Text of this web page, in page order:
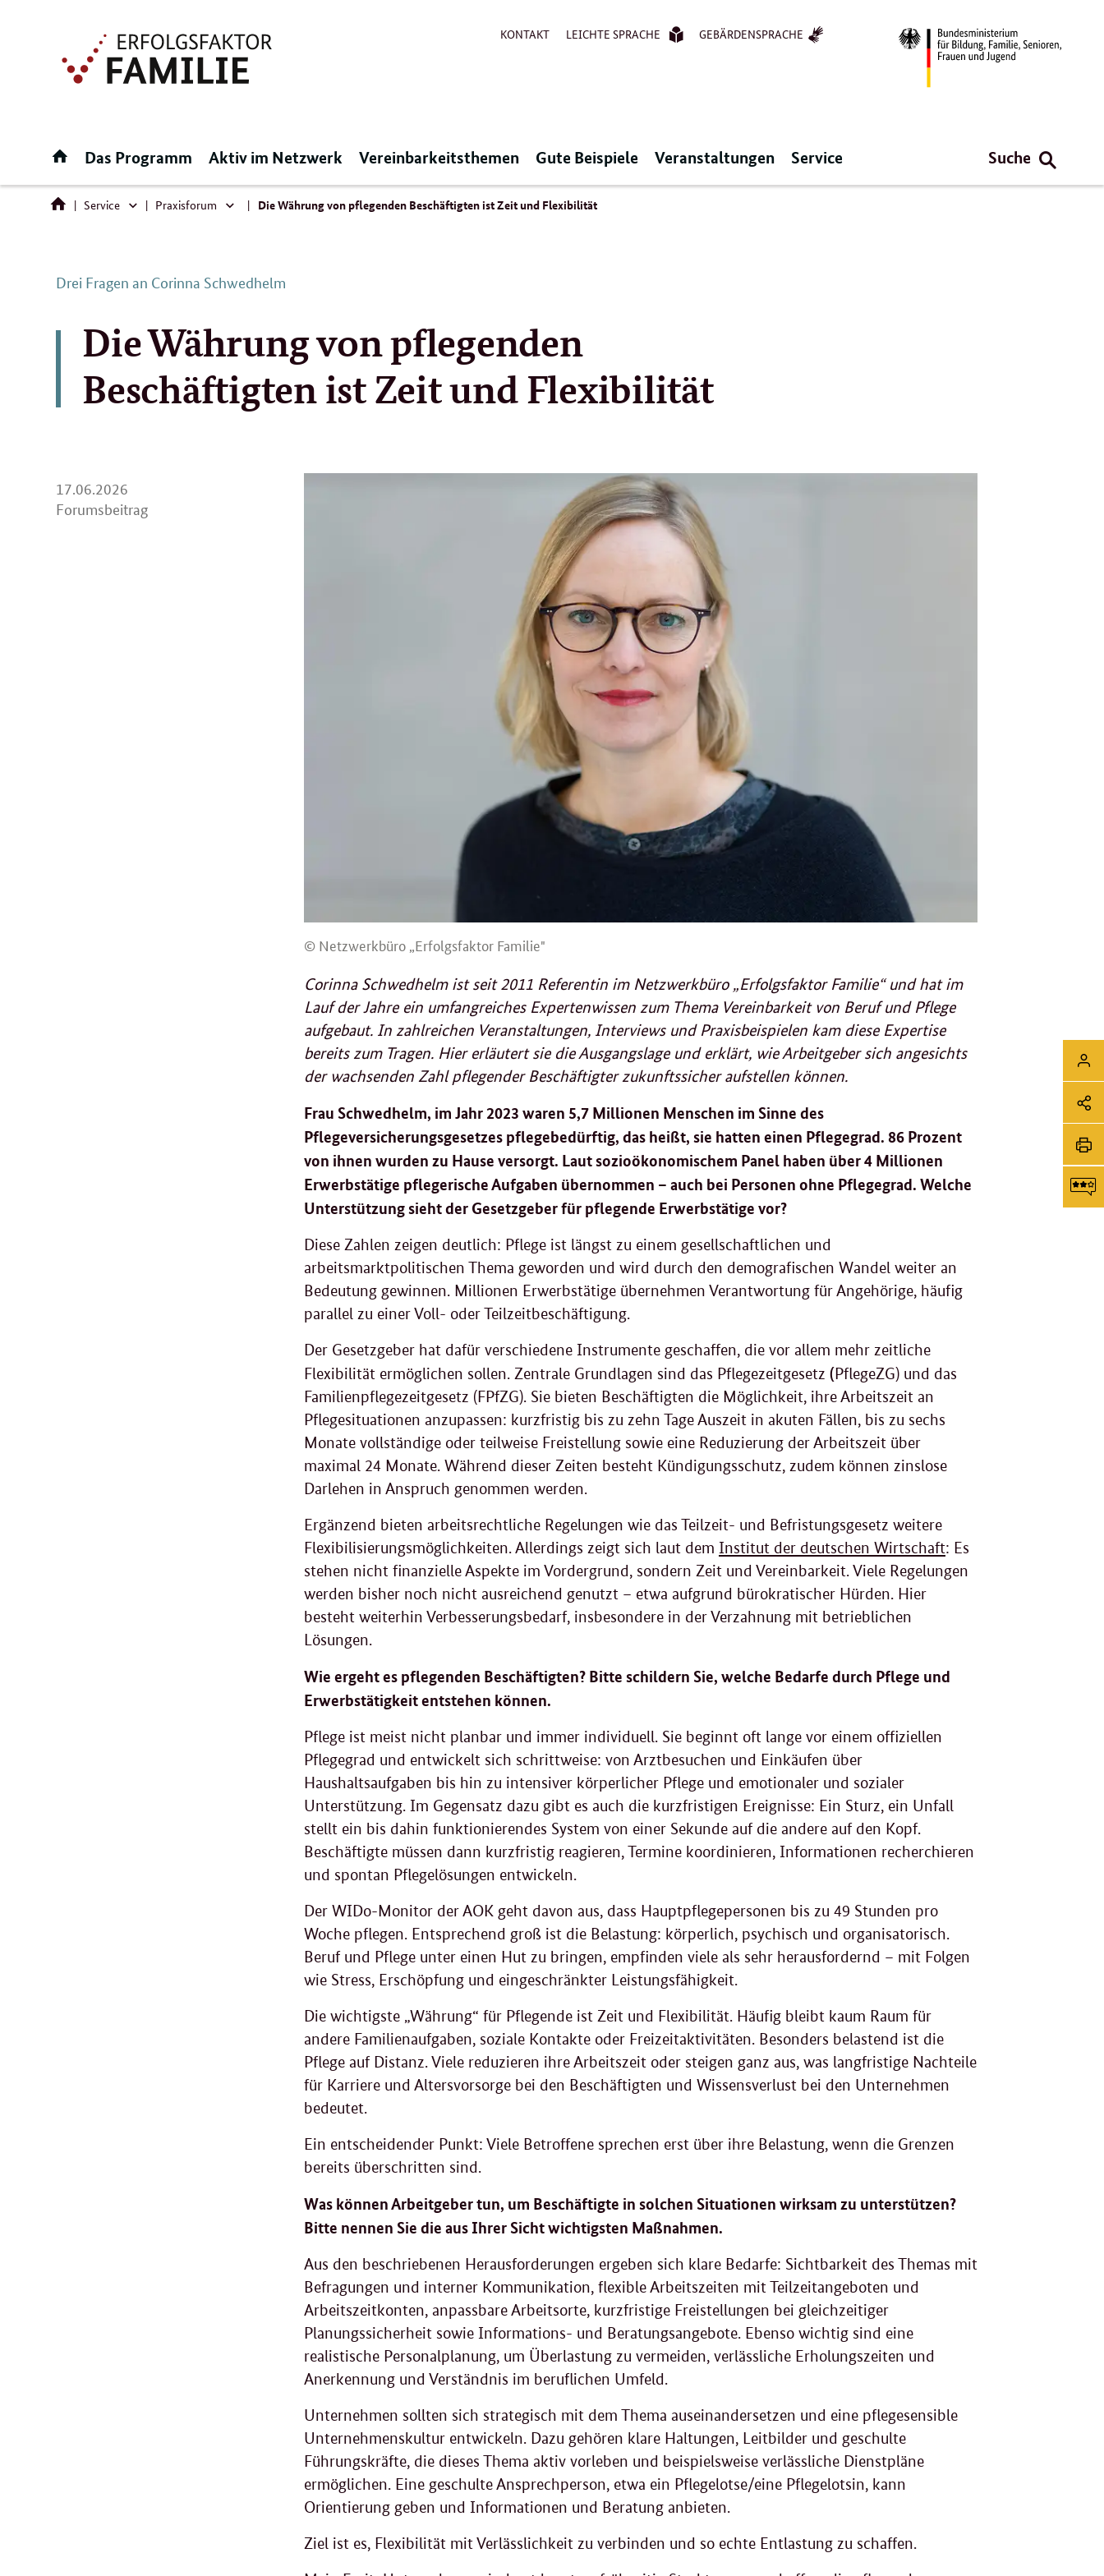
KONTAKT LEICHTE SPRACHE GEBÄRDENSPRACHE
Startseite
Das Programm Aktiv im Netzwerk Vereinbarkeitsthemen Gute Beispiele Veranstaltungen Service Suche
Service ServicePraxisforum Praxisforum
Die Währung von pflegenden Beschäftigten ist Zeit und Flexibilität
Drei Fragen an Corinna Schwedhelm
Die Währung von pflegenden
Beschäftigten ist Zeit und Flexibilität
17.06.2026
06.
Forumsbeitrag
© Netzwerkbüro „Erfolgsfaktor Familie"
Corinna Schwedhelm ist seit 2011 Referentin im Netzwerkbüro „Erfolgsfaktor Familie“ und hat im
Lauf der Jahre ein umfangreiches Expertenwissen zum Thema Vereinbarkeit von Beruf und Pflege
aufgebaut. In zahlreichen Veranstaltungen, Interviews und Praxisbeispielen kam diese Expertise
bereits zum Tragen. Hier erläutert sie die Ausgangslage und erklärt, wie Arbeitgeber sich angesichts
der wachsenden Zahl pflegender Beschäftigter zukunftssicher aufstellen können.
Frau Schwedhelm, im Jahr 2023 waren 5,7 Millionen Menschen im Sinne des
Pflegeversicherungsgesetzes pflegebedürftig, das heißt, sie hatten einen Pflegegrad. 86 Prozent
von ihnen wurden zu Hause versorgt. Laut sozioökonomischem Panel haben über 4 Millionen
Erwerbstätige pflegerische Aufgaben übernommen – auch bei Personen ohne Pflegegrad. Welche
Unterstützung sieht der Gesetzgeber für pflegende Erwerbstätige vor?
Diese Zahlen zeigen deutlich: Pflege ist längst zu einem gesellschaftlichen und
arbeitsmarktpolitischen Thema geworden und wird durch den demografischen Wandel weiter an
Bedeutung gewinnen. Millionen Erwerbstätige übernehmen Verantwortung für Angehörige, häufig
parallel zu einer Voll- oder Teilzeitbeschäftigung.
Der Gesetzgeber hat dafür verschiedene Instrumente geschaffen, die vor allem mehr zeitliche
Flexibilität ermöglichen sollen. Zentrale Grundlagen sind das Pflegezeitgesetz (PflegeZG) und das
Familienpflegezeitgesetz (FPfZG). Sie bieten Beschäftigten die Möglichkeit, ihre Arbeitszeit an
Pflegesituationen anzupassen: kurzfristig bis zu zehn Tage Auszeit in akuten Fällen, bis zu sechs
Monate vollständige oder teilweise Freistellung sowie eine Reduzierung der Arbeitszeit über
maximal 24 Monate. Während dieser Zeiten besteht Kündigungsschutz, zudem können zinslose
Darlehen in Anspruch genommen werden.
Ergänzend bieten arbeitsrechtliche Regelungen wie das Teilzeit- und Befristungsgesetz weitere
Flexibilisierungsmöglichkeiten. Allerdings zeigt sich laut dem Institut der deutschen Wirtschaft: Es
stehen nicht finanzielle Aspekte im Vordergrund, sondern Zeit und Vereinbarkeit. Viele Regelungen
werden bisher noch nicht ausreichend genutzt – etwa aufgrund bürokratischer Hürden. Hier
besteht weiterhin Verbesserungsbedarf, insbesondere in der Verzahnung mit betrieblichen
Lösungen.
Wie ergeht es pflegenden Beschäftigten? Bitte schildern Sie, welche Bedarfe durch Pflege und
Erwerbstätigkeit entstehen können.
Pflege ist meist nicht planbar und immer individuell. Sie beginnt oft lange vor einem offiziellen
Pflegegrad und entwickelt sich schrittweise: von Arztbesuchen und Einkäufen über
Haushaltsaufgaben bis hin zu intensiver körperlicher Pflege und emotionaler und sozialer
Unterstützung. Im Gegensatz dazu gibt es auch die kurzfristigen Ereignisse: Ein Sturz, ein Unfall
stellt ein bis dahin funktionierendes System von einer Sekunde auf die andere auf den Kopf.
Beschäftigte müssen dann kurzfristig reagieren, Termine koordinieren, Informationen recherchieren
und spontan Pflegelösungen entwickeln.
Der WIDo-Monitor der AOK geht davon aus, dass Hauptpflegepersonen bis zu 49 Stunden pro
Woche pflegen. Entsprechend groß ist die Belastung: körperlich, psychisch und organisatorisch.
Beruf und Pflege unter einen Hut zu bringen, empfinden viele als sehr herausfordernd – mit Folgen
wie Stress, Erschöpfung und eingeschränkter Leistungsfähigkeit.
Die wichtigste „Währung“ für Pflegende ist Zeit und Flexibilität. Häufig bleibt kaum Raum für
andere Familienaufgaben, soziale Kontakte oder Freizeitaktivitäten. Besonders belastend ist die
Pflege auf Distanz. Viele reduzieren ihre Arbeitszeit oder steigen ganz aus, was langfristige Nachteile
für Karriere und Altersvorsorge bei den Beschäftigten und Wissensverlust bei den Unternehmen
bedeutet.
Ein entscheidender Punkt: Viele Betroffene sprechen erst über ihre Belastung, wenn die Grenzen
bereits überschritten sind.
Was können Arbeitgeber tun, um Beschäftigte in solchen Situationen wirksam zu unterstützen?
Bitte nennen Sie die aus Ihrer Sicht wichtigsten Maßnahmen.
Aus den beschriebenen Herausforderungen ergeben sich klare Bedarfe: Sichtbarkeit des Themas mit
Befragungen und interner Kommunikation, flexible Arbeitszeiten mit Teilzeitangeboten und
Arbeitszeitkonten, anpassbare Arbeitsorte, kurzfristige Freistellungen bei gleichzeitiger
Planungssicherheit sowie Informations- und Beratungsangebote. Ebenso wichtig sind eine
realistische Personalplanung, um Überlastung zu vermeiden, verlässliche Erholungszeiten und
Anerkennung und Verständnis im beruflichen Umfeld.
Unternehmen sollten sich strategisch mit dem Thema auseinandersetzen und eine pflegesensible
Unternehmenskultur entwickeln. Dazu gehören klare Haltungen, Leitbilder und geschulte
Führungskräfte, die dieses Thema aktiv vorleben und beispielsweise verlässliche Dienstpläne
ermöglichen. Eine geschulte Ansprechperson, etwa ein Pflegelotse/eine Pflegelotsin, kann
Orientierung geben und Informationen und Beratung anbieten.
Ziel ist es, Flexibilität mit Verlässlichkeit zu verbinden und so echte Entlastung zu schaffen.
Login